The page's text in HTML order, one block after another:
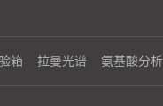
箱 拉曼光谱 氨基酸分